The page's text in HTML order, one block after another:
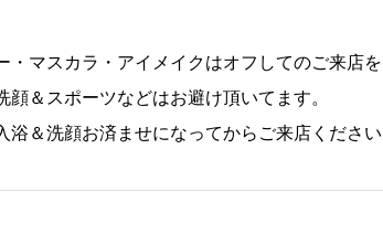
・マスカラ・アイメイクはオフしてのご来店
顔＆スポーツなどはお避け頂いてます。
浴＆洗顔お済ませになってからご来店ください